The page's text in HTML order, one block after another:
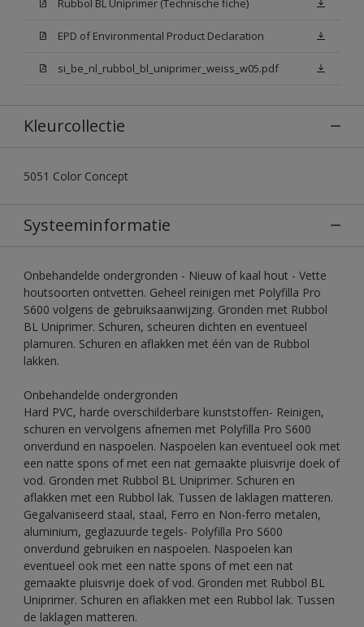
Rubbol BL Uniprimer (Technische fiche)
EPD of Environmental Product Declaration
si_be_nl_rubbol_bl_uniprimer_weiss_w05.pdf
Kleurcollectie
5051 Color Concept
Systeeminformatie
Onbehandelde ondergronden - Nieuw of kaal hout - Vette
houtsoorten ontvetten. Geheel reinigen met Polyfilla Pro
S600 volgens de gebruiksaanwijzing. Gronden met Rubbol
BL Uniprimer. Schuren, scheuren dichten en eventueel
plamuren. Schuren en aflakken met één van de Rubbol
lakken.
Onbehandelde ondergronden
Hard PVC, harde overschilderbare kunststoffen- Reinigen,
schuren en vervolgens afnemen met Polyfilla Pro S600
onverdund en naspoelen. Naspoelen kan eventueel ook met
een natte spons of met een nat gemaakte pluisvrije doek of
vod. Gronden met Rubbol BL Uniprimer. Schuren en
aflakken met een Rubbol lak. Tussen de laklagen matteren.
Gegalvaniseerd staal, staal, Ferro en Non-ferro metalen,
aluminium, geglazuurde tegels- Polyfilla Pro S600
onverdund gebruiken en naspoelen. Naspoelen kan
eventueel ook met een natte spons of met een nat
gemaakte pluisvrije doek of vod. Gronden met Rubbol BL
Uniprimer. Schuren en aflakken met een Rubbol lak. Tussen
de laklagen matteren.